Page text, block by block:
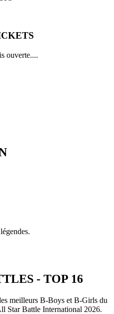
ouverte....
- TOP 16
meilleurs B-Boys et B-Girls du
Star Battle International 2026.